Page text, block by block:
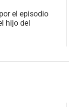
el episodio
hijo del